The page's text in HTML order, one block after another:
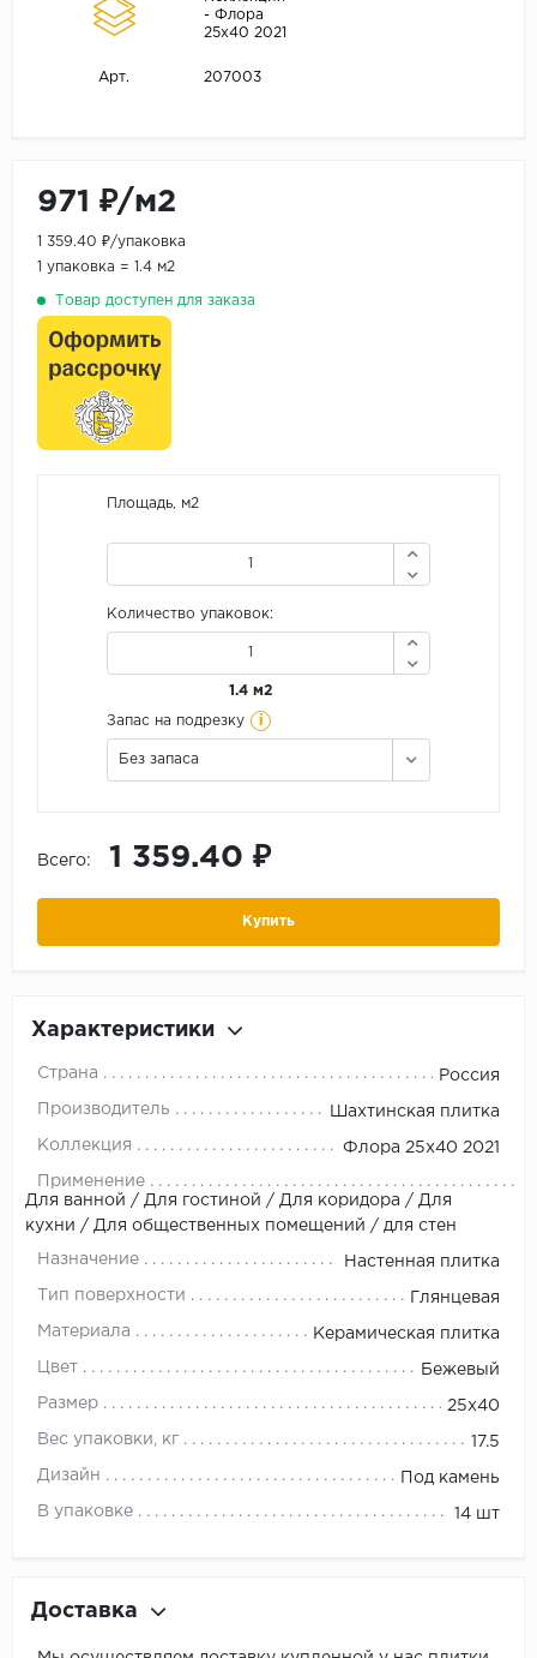
- Флора
25х40 2021
Арт. 207003
971 ₽/м2
1 359.40 ₽/упаковка
1 упаковка = 1.4 м2
Товар доступен для заказа
Площадь, м2
Количество упаковок:
1.4 м2
Запас на подрезку i
Без запаса
Всего: 1 359.40 ₽
Купить
Характеристики
Страна Россия
Производитель Шахтинская плитка
Коллекция Флора 25х40 2021
Применение
Для ванной / Для гостиной / Для коридора / Для
кухни / Для общественных помещений / для стен
Назначение Настенная плитка
Тип поверхности Глянцевая
Материала Керамическая плитка
Цвет Бежевый
Размер 25x40
Вес упаковки, кг 17.5
Дизайн Под камень
В упаковке 14 шт
Доставка